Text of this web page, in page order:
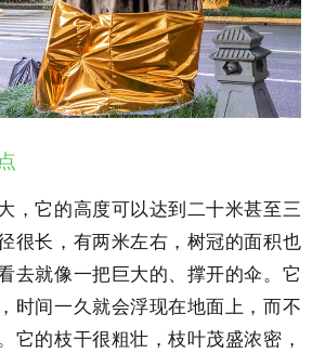
，它的高度可以达到二十米甚至三
很长，有两米左右，树冠的面积也
去就像一把巨大的、撑开的伞。它
时间一久就会浮现在地面上，而不
它的枝干很粗壮，枝叶茂盛浓密，